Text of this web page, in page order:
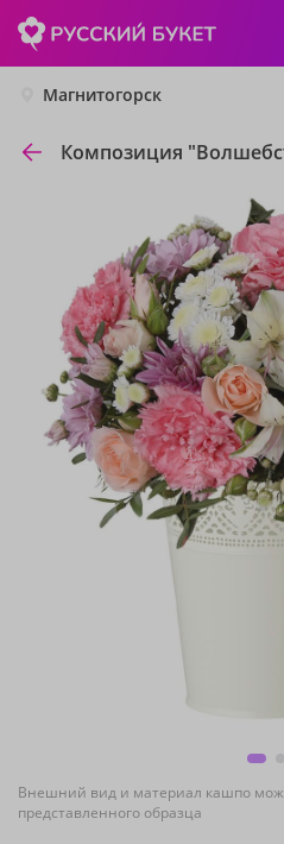
Магнитогорск
Композиция
Внешний вид и материал кашпо
представленного образца